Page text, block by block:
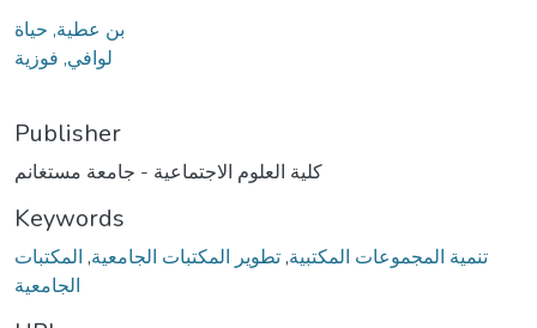
بن عطية, حياة
لوافي, فوزية
Publisher
كلية العلوم الاجتماعية - جامعة مستغانم
Keywords
تنمية المجموعات المكتبية,تطوير المكتبات الجامعية, المكتبات
الجامعية